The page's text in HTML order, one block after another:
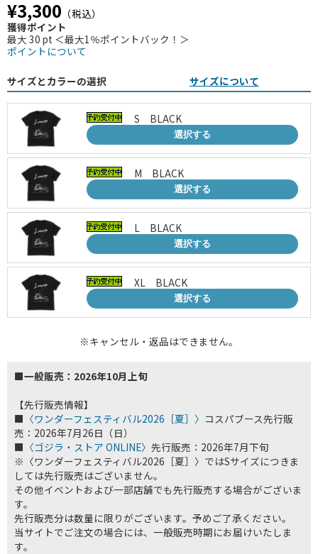
¥3,300 （税込）
獲得ポイント
最大 30 pt ＜最大1％ポイントバック！＞
ポイントについて
サイズとカラーの選択 サイズについて
S BLACK
選択する
M BLACK
選択する
L BLACK
選択する
XL BLACK
選択する
※キャンセル・返品はできません。
■一般販売：2026年10月上旬
【先行販売情報】
■ 〈ワンダーフェスティバル2026［夏］〉 コスパブース先行販
売：2026年7月26日（日）
■ 〈ゴジラ・ストア ONLINE〉 先行販売：2026年7月下旬
※〈ワンダーフェスティバル2026［夏］〉ではSサイズにつきま
しては先行販売はございません。
その他イベントおよび一部店舗でも先行販売する場合がございま
す。
先行販売分は数量に限りがございます。予めご了承ください。
当サイトでご注文の場合には、一般販売時期にお届けいたしま
す。